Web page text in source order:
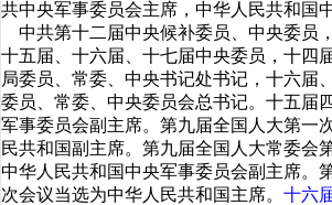
共中央军事委员会主席，中华人民共和国
中共第十二届中央候补委员、中央委员
十五届、十六届、十七届中央委员，十四
局委员、常委、中央书记处书记，十六届
委员、常委、中央委员会总书记。十五届
军事委员会副主席。第九届全国人大第一
民共和国副主席。第九届全国人大常委会
中华人民共和国中央军事委员会副主席。
次会议当选为中华人民共和国主席。 十六